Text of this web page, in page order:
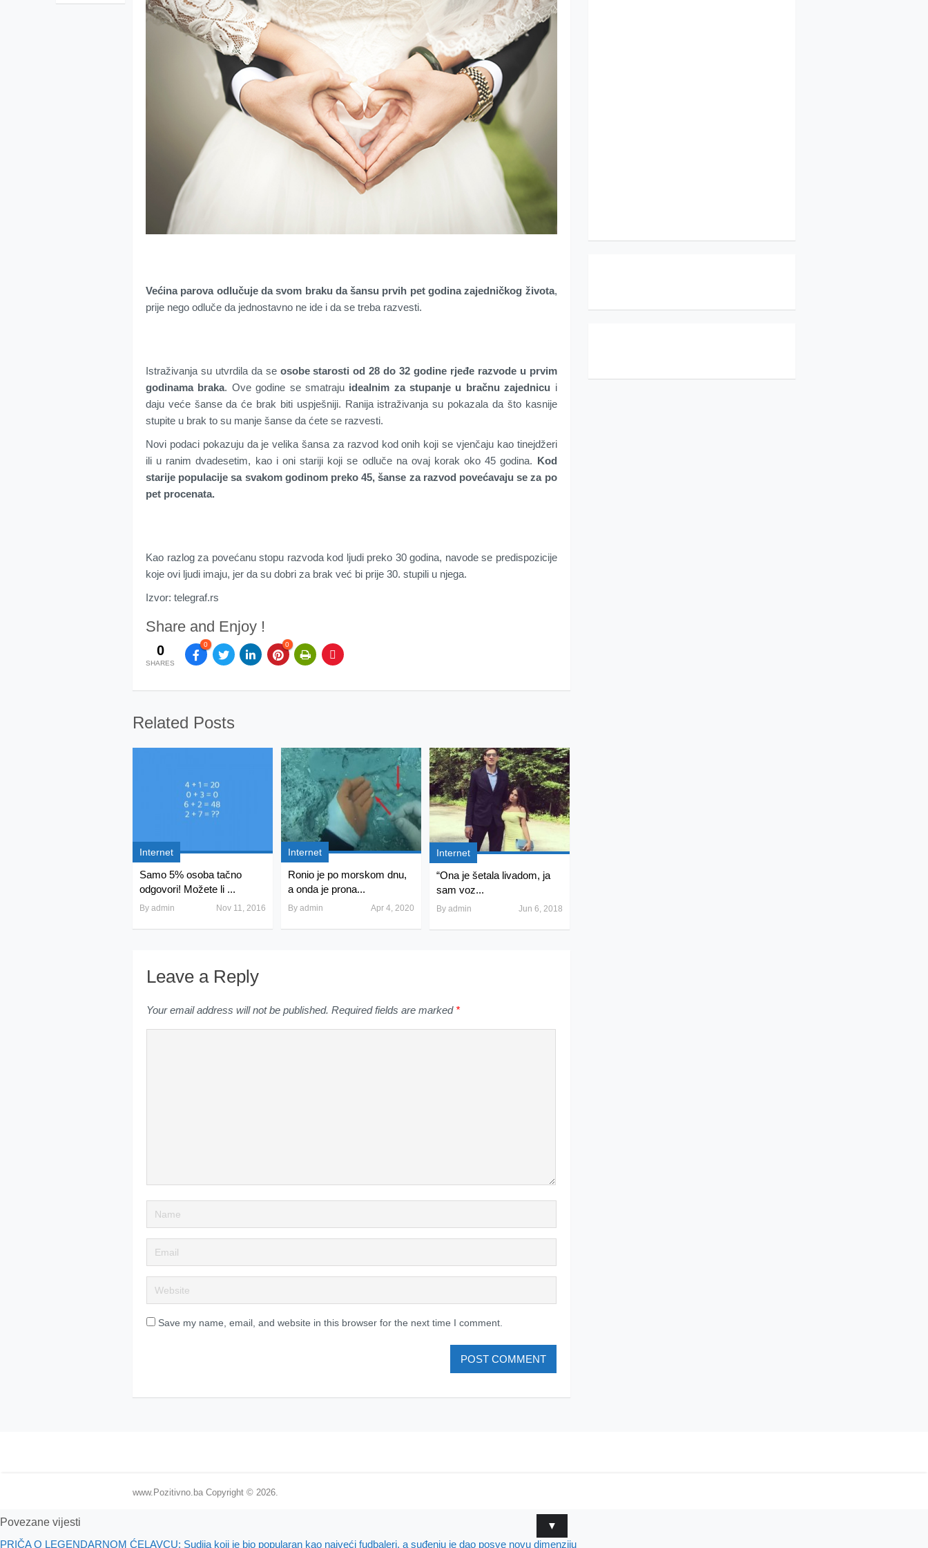
Većina parova odlučuje da svom braku da šansu prvih pet godina zajedničkog života,
prije nego odluče da jednostavno ne ide i da se treba razvesti.
Istraživanja su utvrdila da seosobe starosti od 28 do 32 godine rjeđe razvode u prvim
godinama braka. Ove godine se smatrajuidealnim za stupanje u bračnu zajednicu i
daju veće šanse da će brak biti uspješniji. Ranija istraživanja su pokazala da što kasnije
stupite u brak to su manje šanse da ćete se razvesti.
Novi podaci pokazuju da je velika šansa za razvod kod onih koji se vjenčaju kao tinejdžeri
ili u ranim dvadesetim, kao i oni stariji koji se odluče na ovaj korak oko 45 godina. Kod
starije populacije sa svakom godinom preko 45, šanse za razvod povećavaju se za po
pet procenata.
Kao razlog za povećanu stopu razvoda kod ljudi preko 30 godina, navode se predispozicije
koje ovi ljudi imaju, jer da su dobri za brak već bi prije 30. stupili u njega.
Izvor: telegraf.rs
Share and Enjoy !
0
SHARES
0 0
Related Posts
Internet
Samo 5% osoba tačno
odgovori! Možete li ...
By admin Nov 11, 2016
Internet
Ronio je po morskom dnu,
a onda je prona...
By admin Apr 4, 2020
Internet
“Ona je šetala livadom, ja
sam voz...
By admin Jun 6, 2018
Leave a Reply
Your email address will not be published. Required fields are marked *
Save my name, email, and website in this browser for the next time I comment.
www.Pozitivno.ba Copyright © 2026.
▼
Povezane vijesti
PRIČA O LEGENDARNOM ĆELAVCU: Sudija koji je bio popularan kao najveći fudbaleri, a suđenju je dao posve novu dimenziju